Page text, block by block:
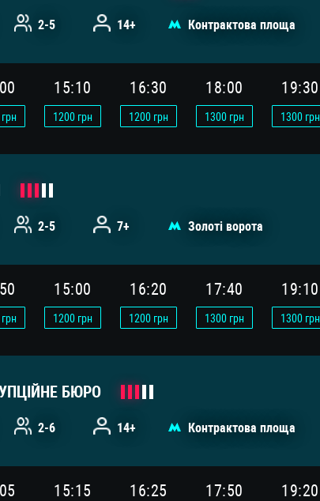
2-5 14+ Контрактова площа
грн
15:10
1200 грн
16:30
1200 грн
18:00
1300 грн
19:30
1300 грн
2-5 7+ Золоті ворота
грн
15:00
1200 грн
16:20
1200 грн
17:40
1300 грн
19:10
1300 грн
БЮРО
2-6 14+ Контрактова площа
15:15 16:25 17:50 19:20